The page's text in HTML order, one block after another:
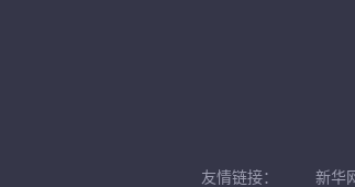
友情链接： 新华